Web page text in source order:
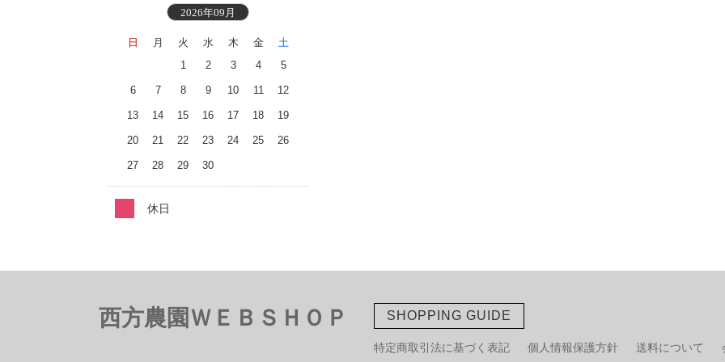
2026年09月
日 月 火 水 木 金
土
1
2 3 4 5
6 7 8 9 10 11 12
13 14 15 16 17 18 19
20 21 22 23 24 25 26
27 28 29 30
休日
SHOPPING GUIDE
特定商取引法に基づく表記 個人情報保護方針 送料について
西方農園ＷＥＢＳＨＯＰ